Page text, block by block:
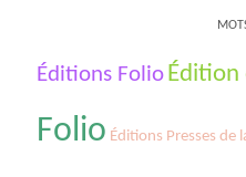
Éditions Folio Édition
Folio Éditions Presses de